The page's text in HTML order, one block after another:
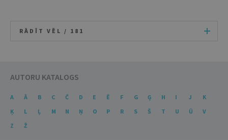
RĀDĪT VĒL / 181
AUTORU KATALOGS
A Ā B C Č D E Ē F G Ģ H I J
K
Ķ
L Ļ M N Ņ O P R S Š T U Ū
V
Z
Ž